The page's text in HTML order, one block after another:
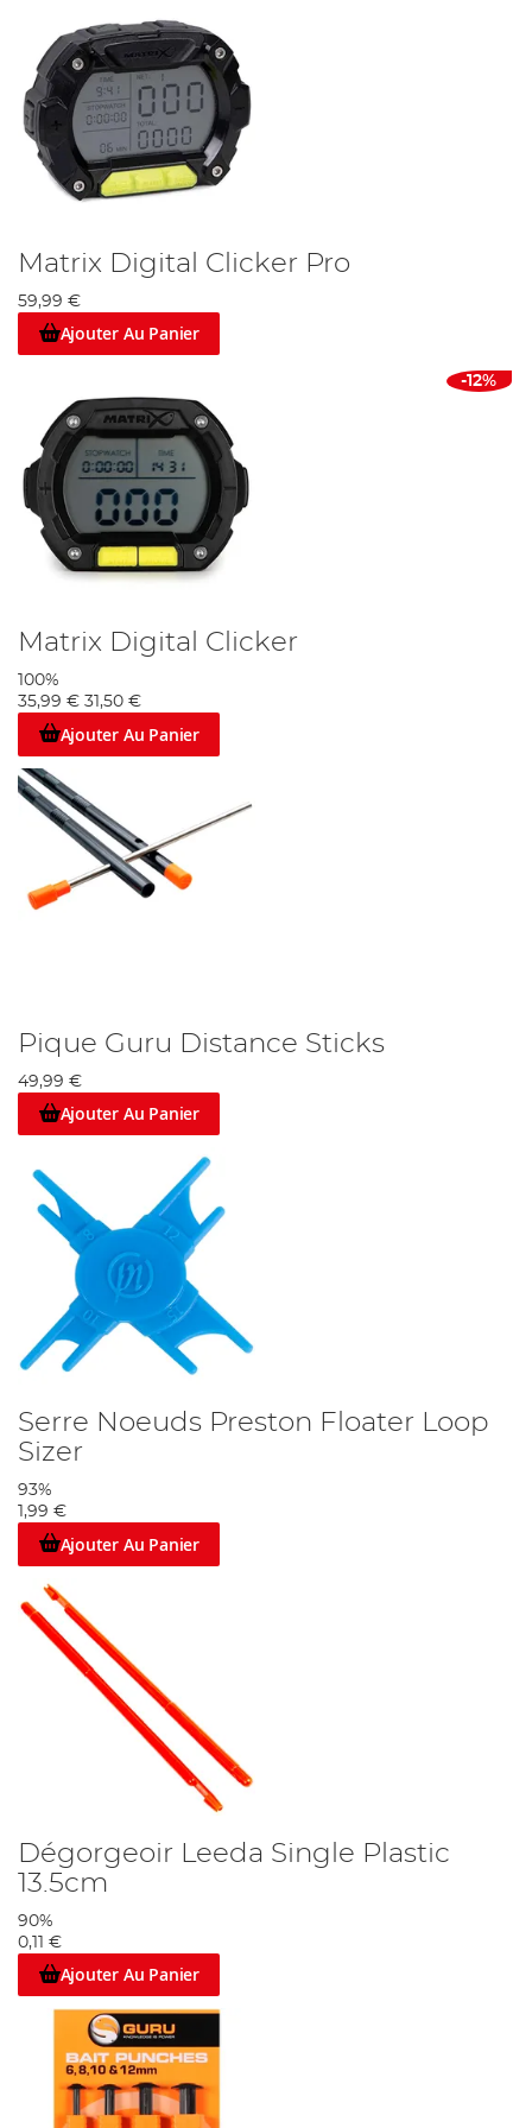
Matrix Digital Clicker Pro
59,99 €
Ajouter Au Panier
-12%
Matrix Digital Clicker
100%
35,99 € 31,50 €
Ajouter Au Panier
Pique Guru Distance Sticks
49,99 €
Ajouter Au Panier
Serre Noeuds Preston Floater Loop
Sizer
93%
1,99 €
Ajouter Au Panier
Dégorgeoir Leeda Single Plastic
13.5cm
90%
0,11 €
Ajouter Au Panier